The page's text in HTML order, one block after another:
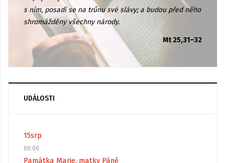
s ním, posadí se na trůnu své slávy; a budou před něho
shromážděny všechny národy.
Mt 25,31–32
UDÁLOSTI
15srp
00:00
Památka Marie, matky Páně